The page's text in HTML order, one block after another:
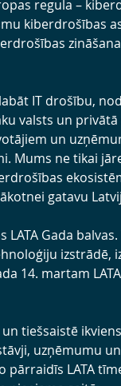
regula –
kiberdrošības
IT drošību,
valsts un
un
Mums ne tikai
gatavu
Gada
izstrādē,
14. martam
tiešsaistē
uzņēmumu
LATA